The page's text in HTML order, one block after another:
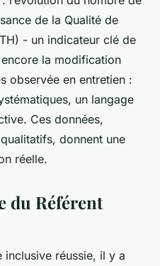
de la Qualité de
- un indicateur clé de
la modification
observée en entretien :
un langage
Ces données,
donnent une
réelle.
du Référent
inclusive réussie, il y a